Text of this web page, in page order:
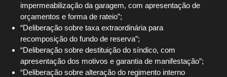
impermeabilização da garagem, com apresentação de
orçamentos e forma de rateio”;
“Deliberação sobre taxa extraordinária para
recomposição do fundo de reserva”;
“Deliberação sobre destituição do síndico, com
apresentação dos motivos e garantia de manifestação”;
“Deliberação sobre alteração do regimento interno